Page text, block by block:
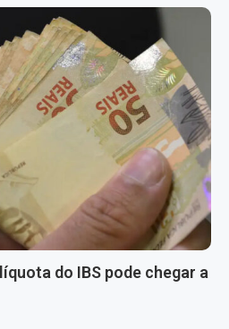
do IBS pode chegar a